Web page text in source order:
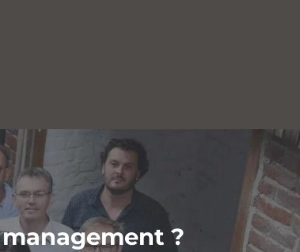
?